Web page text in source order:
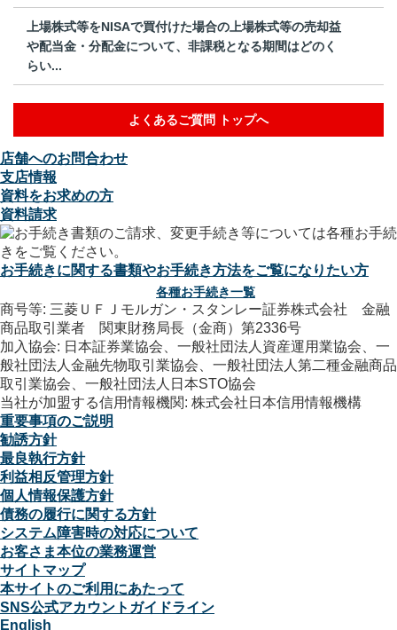
上場株式等をNISAで買付けた場合の上場株式等の売却益
や配当金・分配金について、非課税となる期間はどのく
らい...
よくあるご質問 トップへ
店舗へのお問合わせ
支店情報
資料をお求めの方
資料請求
お手続きに関する書類やお手続き方法をご覧になりたい方
各種お手続き一覧
商号等: 三菱ＵＦＪモルガン・スタンレー証券株式会社 金融
商品取引業者 関東財務局長（金商）第2336号
加入協会: 日本証券業協会、一般社団法人資産運用業協会、一
般社団法人金融先物取引業協会、一般社団法人第二種金融商品
取引業協会、一般社団法人日本STO協会
当社が加盟する信用情報機関: 株式会社日本信用情報機構
重要事項のご説明
勧誘方針
最良執行方針
利益相反管理方針
個人情報保護方針
債務の履行に関する方針
システム障害時の対応について
お客さま本位の業務運営
サイトマップ
本サイトのご利用にあたって
SNS公式アカウントガイドライン
English